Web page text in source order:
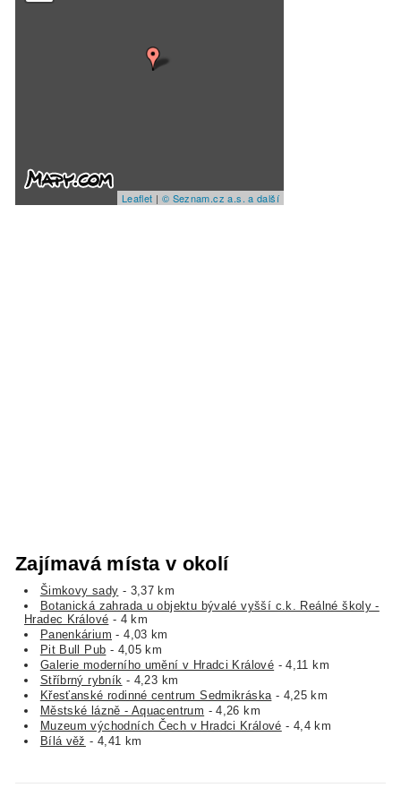
Leaflet | © Seznam.cz a.s. a další
Zajímavá místa v okolí
Šimkovy sady - 3,37 km
Botanická zahrada u objektu bývalé vyšší c.k. Reálné školy -
Hradec Králové - 4 km
Panenkárium - 4,03 km
Pit Bull Pub - 4,05 km
Galerie moderního umění v Hradci Králové - 4,11 km
Stříbrný rybník - 4,23 km
Křesťanské rodinné centrum Sedmikráska - 4,25 km
Městské lázně - Aquacentrum - 4,26 km
Muzeum východních Čech v Hradci Králové - 4,4 km
Bílá věž - 4,41 km